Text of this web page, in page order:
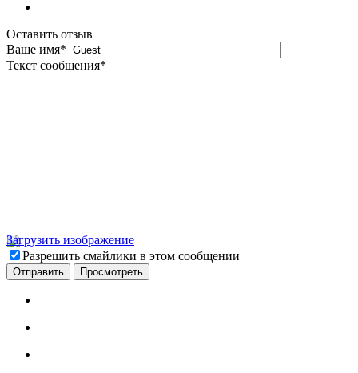
Оставить отзыв
Ваше имя*
Текст сообщения*
Загрузить изображение
Разрешить смайлики в этом сообщении